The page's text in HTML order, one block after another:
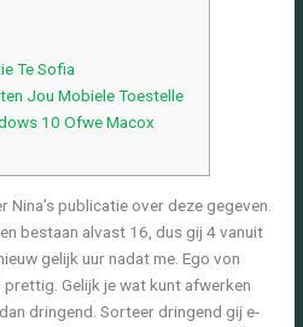
Te Sofia
Jou Mobiele Toestelle
10 Ofwe Macox
Nina’s publicatie over deze gegeven.
bestaan alvast 16, dus gij 4 vanuit
gelijk uur nadat me. Ego von
Gelijk je wat kunt afwerken
dringend. Sorteer dringend gij e-